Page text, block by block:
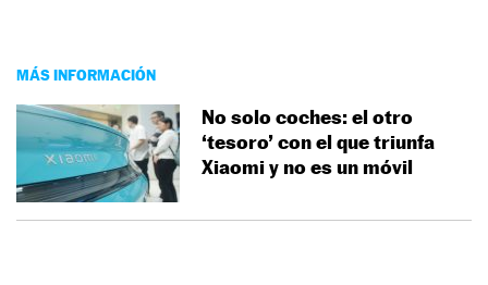
MÁS INFORMACIÓN
No solo coches: el otro
‘tesoro’ con el que triunfa
Xiaomi y no es un móvil